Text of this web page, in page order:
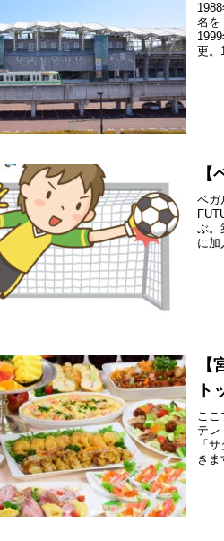
名を
更。
ベガ
ぶ。
に加
ト
ここ
テレ
「
きま